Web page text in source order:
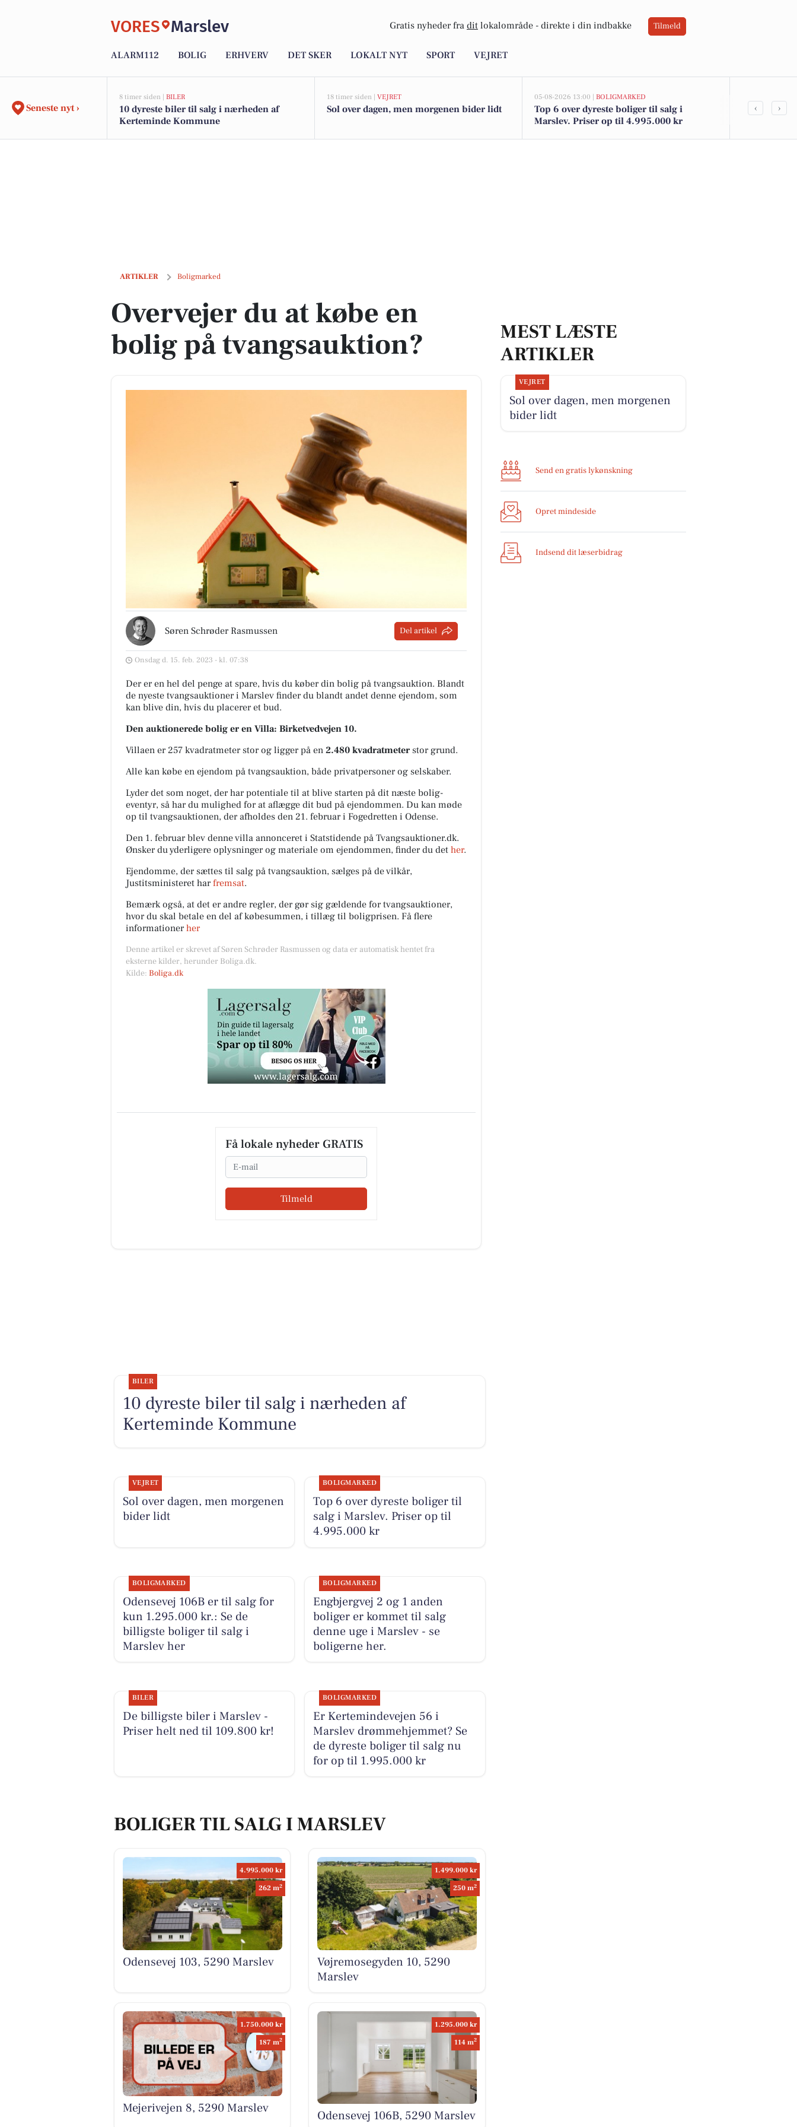
VORES Marslev Gratis nyheder fra dit lokalområde - direkte i din indbakke Tilmeld
ALARM112 BOLIG ERHVERV DET SKER LOKALT NYT SPORT VEJRET
Seneste nyt ›
8 timer siden | BILER
10 dyreste biler til salg i nærheden af
Kerteminde Kommune
18 timer siden | VEJRET
Sol over dagen, men morgenen bider lidt
05-08-2026 13:00 | BOLIGMARKED
Top 6 over dyreste boliger til salg i
Marslev. Priser op til 4.995.000 kr
Odensevej
‹ ›
ARTIKLER Boligmarked
Overvejer du at købe en bolig på tvangsauktion?
Overvejer du at købe en
bolig på tvangsauktion?
Søren Schrøder Rasmussen Del artikel
Onsdag d. 15. feb. 2023 - kl. 07:38
Der er en hel del penge at spare, hvis du køber din bolig på tvangsauktion. Blandt
de nyeste tvangsauktioner i Marslev finder du blandt andet denne ejendom, som
kan blive din, hvis du placerer et bud.
Den auktionerede bolig er en Villa: Birketvedvejen 10.
Villaen er 257 kvadratmeter stor og ligger på en 2.480 kvadratmeter stor grund.
Alle kan købe en ejendom på tvangsauktion, både privatpersoner og selskaber.
Lyder det som noget, der har potentiale til at blive starten på dit næste bolig-
eventyr, så har du mulighed for at aflægge dit bud på ejendommen. Du kan møde
op til tvangsauktionen, der afholdes den 21. februar i Fogedretten i Odense.
Den 1. februar blev denne villa annonceret i Statstidende på Tvangsauktioner.dk.
Ønsker du yderligere oplysninger og materiale om ejendommen, finder du det her.
Ejendomme, der sættes til salg på tvangsauktion, sælges på de vilkår,
Justitsministeret harfremsat.
Bemærk også, at det er andre regler, der gør sig gældende for tvangsauktioner,
hvor du skal betale en del af købesummen, i tillæg til boligprisen. Få flere
informationerher
Denne artikel er skrevet af Søren Schrøder Rasmussen og data er automatisk hentet fra
eksterne kilder, herunder Boliga.dk.
Kilde: Boliga.dk
Få lokale nyheder GRATIS
Email
Tilmeld
MEST LÆSTE
ARTIKLER
VEJRET
Sol over dagen, men morgenen
bider lidt
Send en gratis lykønskning
Opret mindeside
Indsend dit læserbidrag
BILER
10 dyreste biler til salg i nærheden af
Kerteminde Kommune
VEJRET
Sol over dagen, men morgenen
bider lidt
BOLIGMARKED
Top 6 over dyreste boliger til
salg i Marslev. Priser op til
4.995.000 kr
BOLIGMARKED
Odensevej 106B er til salg for
kun 1.295.000 kr.: Se de
billigste boliger til salg i
Marslev her
BOLIGMARKED
Engbjergvej 2 og 1 anden
boliger er kommet til salg
denne uge i Marslev - se
boligerne her.
BILER
De billigste biler i Marslev -
Priser helt ned til 109.800 kr!
BOLIGMARKED
Er Kertemindevejen 56 i
Marslev drømmehjemmet? Se
de dyreste boliger til salg nu
for op til 1.995.000 kr
BOLIGER TIL SALG I MARSLEV
4.995.000 kr
262 m2
Odensevej 103, 5290 Marslev
1.499.000 kr
250 m2
Vøjremosegyden 10, 5290
Marslev
1.750.000 kr
187 m2
Mejerivejen 8, 5290 Marslev
1.295.000 kr
114 m2
Odensevej 106B, 5290 Marslev